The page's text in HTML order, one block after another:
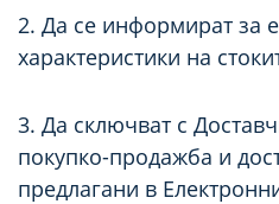
2. Да се информират за
характеристики на
3. Да сключват с
покупко-продажба и
предлагани в